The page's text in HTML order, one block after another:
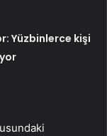
Yüzbinlerce kişi